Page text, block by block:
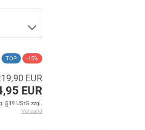
TOP -15%
EUR
EUR
§19 UStG zzgl.
Versand